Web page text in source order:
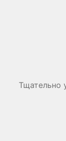
Тщательно